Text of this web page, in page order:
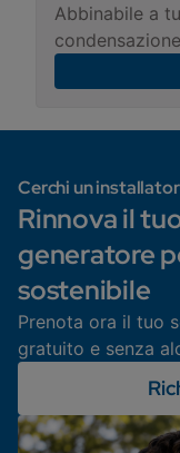
Abbinabile a
Cerchi un
Rinnova il
generatore
sostenibile
Prenota ora il tuo
gratuito e senza